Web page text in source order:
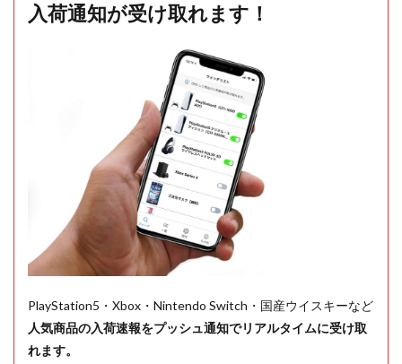
入荷通知が受け取れます！
PlayStation5・Xbox・Nintendo Switch・国産ウイスキーなど
人気商品の入荷速報をプッシュ通知でリアルタイムに受け取
れます。